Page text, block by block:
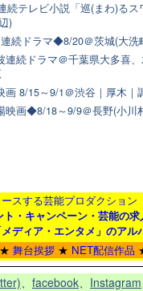
続テレビ小説「巡(まわ)る
)
続ドラマ◆8/20＠茨城(大洗
連続ドラマ＠千葉県大多喜
画 8/15～9/1＠渋谷｜厚木｜
映画◆8/18～9/9＠長野(小川
スする芸能プロダクション
・キャンペーン・芸能の求
ディア・エンタメ」のアル
★ 舞台挨拶 ★ NET配信作品
、 facebook、 Instagram